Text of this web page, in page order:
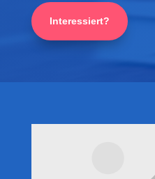
Interessiert?